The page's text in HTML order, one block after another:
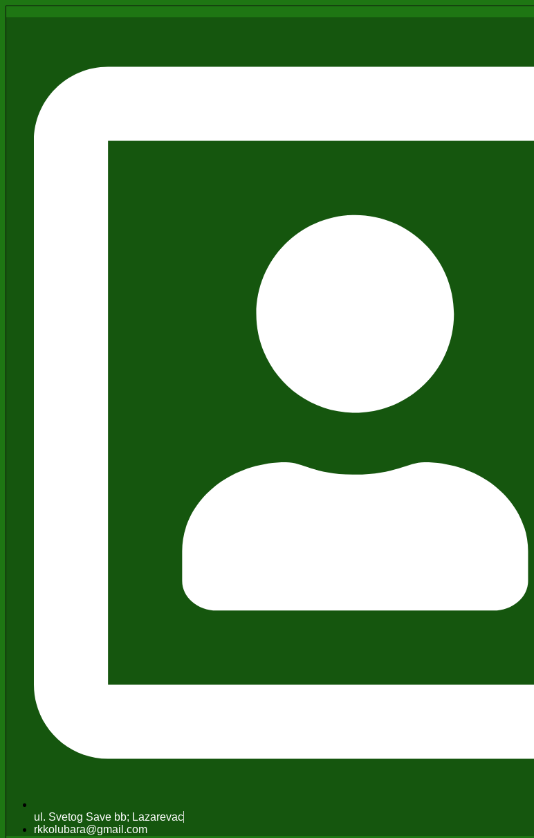
ul. Svetog Save bb; Lazarevac
rkkolubara@gmail.com